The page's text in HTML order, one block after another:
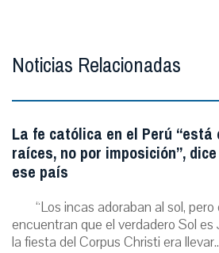
Noticias Relacionadas
La fe católica en el Perú
raíces, no por imposición”,
ese país
“Los incas adoraban al sol,
encuentran que el verdadero Sol es
la fiesta del Corpus Christi era